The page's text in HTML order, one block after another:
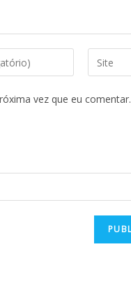
vez que eu comentar.